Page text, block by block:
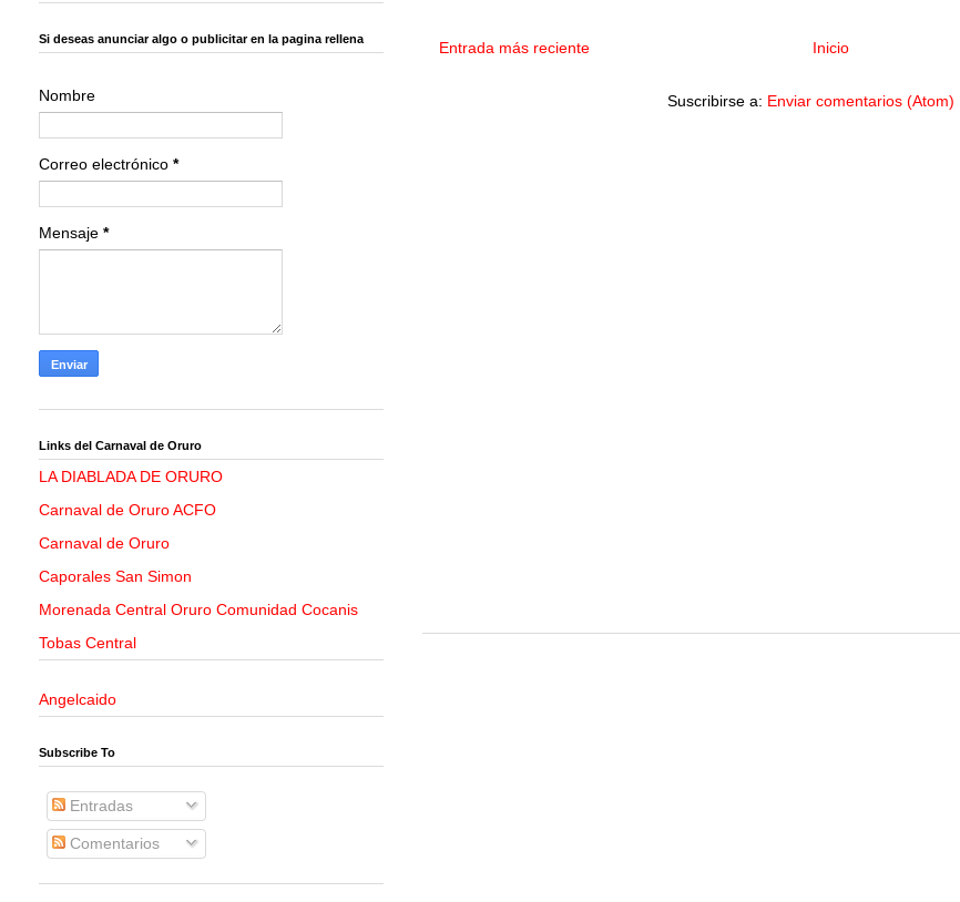
Entrada más reciente Inicio
Suscribirse a: Enviar comentarios (Atom)
Si deseas anunciar algo o publicitar en la pagina rellena
Nombre
Correo electrónico *
Mensaje *
Links del Carnaval de Oruro
LA DIABLADA DE ORURO
Carnaval de Oruro ACFO
Carnaval de Oruro
Caporales San Simon
Morenada Central Oruro Comunidad Cocanis
Tobas Central
Angelcaido
Subscribe To
Entradas
Comentarios